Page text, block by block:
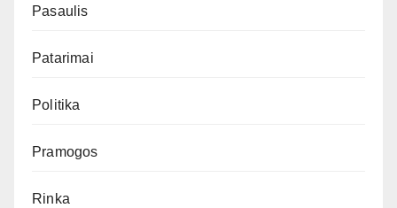
Pasaulis
Patarimai
Politika
Pramogos
Rinka